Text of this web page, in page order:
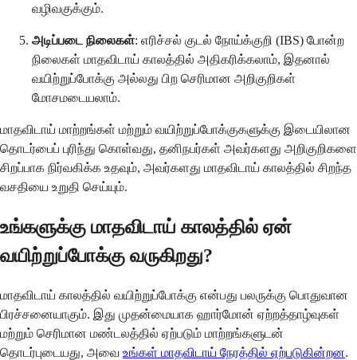
வழிவகுக்கும்.
அடிப்படை நிலைகள்: எரிச்சல் குடல் நோய்க்குறி (IBS) போன்ற
நிலைகள் மாதவிடாய் காலத்தில் அதிகரிக்கலாம், இதனால்
வயிற்றுப்போக்கு அல்லது பிற செரிமான அறிகுறிகள்
மோசமடையலாம்.
மாதவிடாய் மாற்றங்கள் மற்றும் வயிற்றுப்போக்குகளுக்கு இடையிலான
தொடர்பைப் புரிந்து கொள்வது, தனிநபர்கள் அவர்களது அறிகுறிகளை
சிறப்பாக நிர்வகிக்க உதவும், அவர்களது மாதவிடாய் காலத்தில் சிறந்த
வசதியை உறுதி செய்யும்.
உங்களுக்கு மாதவிடாய் காலத்தில் ஏன்
வயிற்றுப்போக்கு வருகிறது?
மாதவிடாய் காலத்தில் வயிற்றுப்போக்கு என்பது பலருக்கு பொதுவான
பிரச்சனையாகும். இது முதன்மையாக ஹார்மோன் ஏற்றத்தாழ்வுகள்
மற்றும் செரிமான மண்டலத்தில் ஏற்படும் மாற்றங்களுடன்
தொடர்புடையது, அவை உங்கள் மாதவிடாய் நேரத்தில் ஏற்படுகின்றன.